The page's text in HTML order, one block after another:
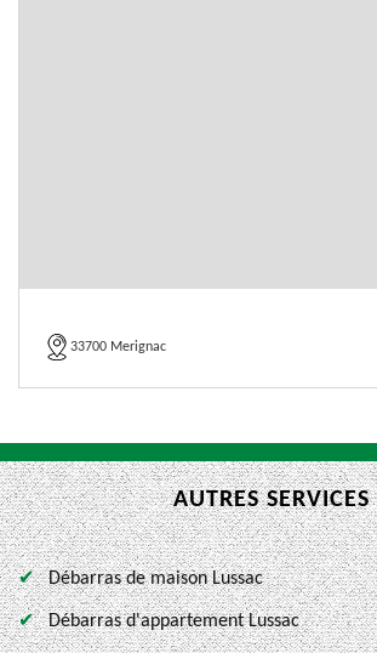
33700 Merignac
AUTRES SERVICES
Débarras de maison Lussac
Débarras d'appartement Lussac